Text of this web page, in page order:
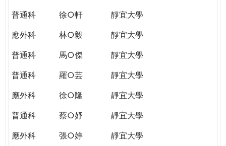
普通科
徐○軒
靜宜大學
應外科
林○毅
靜宜大學
普通科
馬○傑
靜宜大學
普通科
羅○芸
靜宜大學
應外科
徐○隆
靜宜大學
普通科
蔡○妤
靜宜大學
應外科
張○婷
靜宜大學